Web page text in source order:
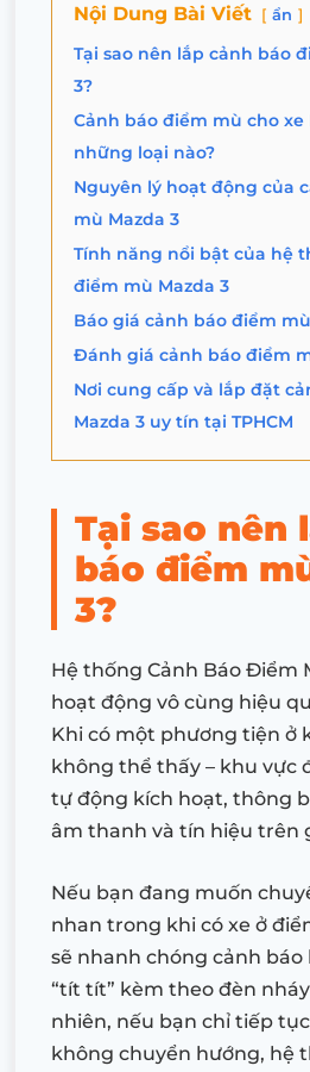
Nội Dung Bài Viết ẩn
Tại sao nên lắp cảnh báo
3?
Cảnh báo điểm mù cho xe
những loại nào?
Nguyên lý hoạt động của
mù Mazda 3
Tính năng nổi bật của hệ
điểm mù Mazda 3
Báo giá cảnh báo điểm
Đánh giá cảnh báo điểm
Nơi cung cấp và lắp đặt
Mazda 3 uy tín tại TPHCM
Tại sao nên
báo điểm
3?
Hệ thống Cảnh Báo Điểm
hoạt động vô cùng hiệu
Khi có một phương tiện ở
không thể thấy – khu vực
tự động kích hoạt, thông
âm thanh và tín hiệu trên
Nếu bạn đang muốn
nhan trong khi có xe ở
sẽ nhanh chóng cảnh
“tít tít” kèm theo đèn
nhiên, nếu bạn chỉ tiếp
không chuyển hướng, hệ